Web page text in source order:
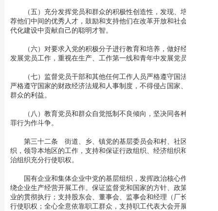
（五）充分发挥党员和群众的积极性创造性，发现、培养和推
荐他们中间的优秀人才，鼓励和支持他们在改革开放和社会主义现
代化建设中贡献自己的聪明才智。
（六）对要求入党的积极分子进行教育和培养，做好经常性的
发展党员工作，重视在生产、工作第一线和青年中发展党员。
（七）监督党员干部和其他任何工作人员严格遵守国法政纪，
严格遵守国家的财政经济法规和人事制度，不得侵占国家、集体和
群众的利益。
（八）教育党员和群众自觉抵制不良倾向，坚决同各种违法犯
罪行为作斗争。
第三十二条 街道、乡、镇党的基层委员会和村、社区党组
织，领导本地区的工作，支持和保证行政组织、经济组织和群众自
治组织充分行使职权。
国有企业和集体企业中党的基层组织，发挥政治核心作用，围
绕企业生产经营开展工作。保证监督党和国家的方针、政策在本企
业的贯彻执行；支持股东会、董事会、监事会和经理（厂长）依法
行使职权；全心全意依靠职工群众，支持职工代表大会开展工作；